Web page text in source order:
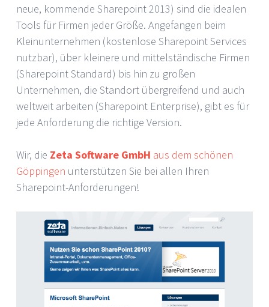
neue, kommende Sharepoint 2013) sind die idealen
Tools für Firmen jeder Größe. Angefangen beim
Kleinunternehmen (kostenlose Sharepoint Services
nutzbar), über kleinere und mittelständische Firmen
(Sharepoint Standard) bis hin zu großen
Unternehmen, die Standort übergreifend und auch
weltweit arbeiten (Sharepoint Enterprise), gibt es für
jede Anforderung die richtige Version.
Wir, die Zeta Software GmbH aus dem schönen
Göppingen unterstützen Sie bei allen Ihren
Sharepoint-Anforderungen!